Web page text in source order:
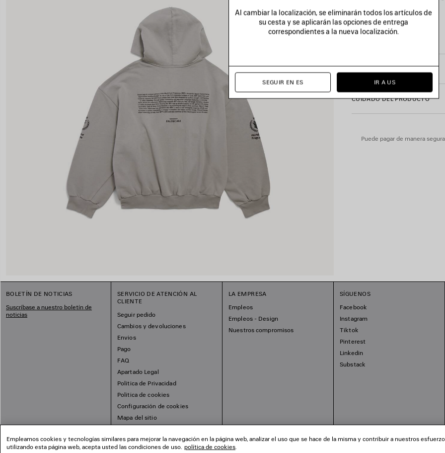
• Un bolsillo de canguro
• Puños y cintura de canalé
• Ilustración World Food
Material principal: 100 %
Ver más
TALLA Y AJUSTE
CUIDADO DEL PRODUCTO
Puede pagar de manera
BOLETÍN DE NOTICIAS
Suscríbase a nuestro boletín de
noticias
SERVICIO DE ATENCIÓN AL
CLIENTE
Seguir pedido
Cambios y devoluciones
Envios
Pago
FAQ
Apartado Legal
Politica de Privacidad
Politica de cookies
Configuración de cookies
Mapa del sitio
LA EMPRESA
Empleos
Empleos - Design
Nuestros compromisos
SÍGUENOS
Facebook
Instagram
Tiktok
Pinterest
Linkedin
Substack
Al cambiar la localización, se eliminarán todos los artículos de
su cesta y se aplicarán las opciones de entrega
correspondientes a la nueva localización.
SEGUIR EN ES IR A US
Empleamos cookies y tecnologías similares para mejorar la navegación en la página web, analizar el uso que se hace de la misma y contribuir a nuestros
utilizando esta página web, acepta usted las condiciones de uso. política de cookies.